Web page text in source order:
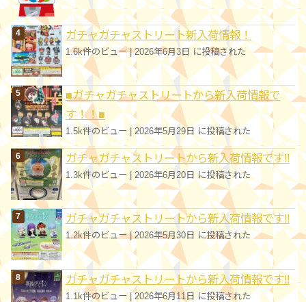
ガチャガチャストリート新入荷情報！
1.6k件のビュー|2026年6月3日 に投稿された
■ガチャガチャストリートから新入荷情報で
す！！■
1.5k件のビュー 2026年5月29日 に投稿された
ガチャガチャストリートから新入荷情報です!!
1.3k件のビュー 2026年6月20日 に投稿された
ガチャガチャストリートから新入荷情報です!!
1.2k件のビュー|2026年5月30日 に投稿された
ガチャガチャストリートから新入荷情報です!!
1.1k件のビュー|2026年6月11日 に投稿された